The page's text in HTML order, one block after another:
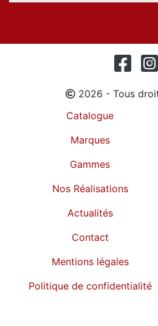
2026 - Tous
Catalogue
Marques
Gammes
Nos Réalisations
Actualités
Contact
Mentions légales
Politique de confidentialité